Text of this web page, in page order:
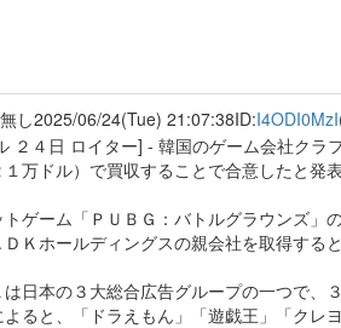
し2025/06/24(Tue) 21:07:38ID:I4ODI0MzI
２４日 ロイター] - 韓国のゲーム会社クラ
１万ドル）で買収することで合意したと発表
トゲーム「ＰＵＢＧ：バトルグラウンズ」
Ｋホールディングスの親会社を取得すると
は日本の３大総合広告グループの一つで
よると、「ドラえもん」「遊戯王」「クレ